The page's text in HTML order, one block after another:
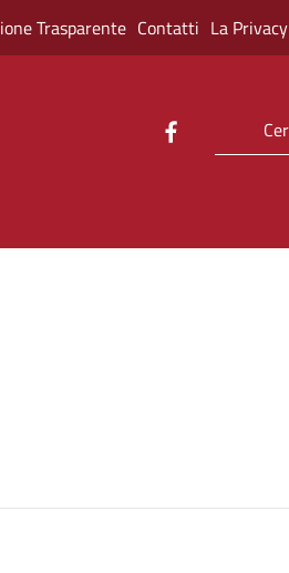
Trasparente Contatti La Privacy